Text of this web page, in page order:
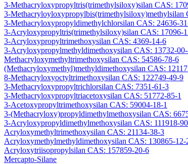
3-Methacryloxypropyltris(trimethylsiloxy)silan CAS:
3-Methacryloyloxypropylbis(trimethylsiloxy)methylsilan
3-Methacryloxypropyldimethylchlorsilan CAS: 24636-
3-Acryloxypropyltris(trimethylsiloxy)silan CAS: 17096-
3-Acryloxypropyltrimethoxysilan CAS: 4369-14-6
3-Acryloxypropylmethyldimethoxysilan CAS: 13732-
Methacryloxymethyltrimethoxysilan CAS: 54586-78-6
(Methacryloxymethyl)methyldimethoxysilan CAS:
8-Methacryloxyoctyltrimethoxysilan CAS: 122749-49-9
3-Methacryloxypropyltrichlorsilan CAS: 7351-61-3
3-Methacryloxypropyltriacetoxysilan CAS: 51772-85-1
3-Acetoxypropyltrimethoxysilan CAS: 59004-18-1
3-(Methacryloxy)propyldimethylmethoxysilan CAS:
3-Acryloxypropyldimethylmethoxysilan CAS: 111918-
Acryloxymethyltrimethoxysilan CAS: 21134-38-3
Acryloxymethylmethyldimethoxysilan CAS: 130865-12-
Acryloxytriisopropylsilan CAS: 157859-20-6
Mercapto-Silane